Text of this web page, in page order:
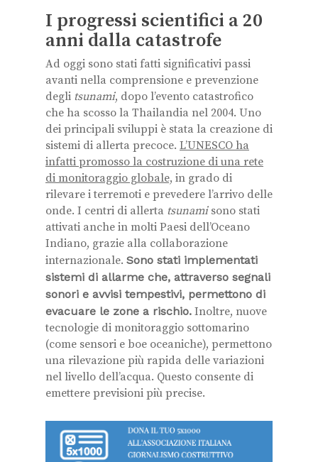
I progressi scientifici a 20
anni dalla catastrofe
Ad oggi sono stati fatti significativi passi
avanti nella comprensione e prevenzione
degli tsunami, dopo l’evento catastrofico
che ha scosso la Thailandia nel 2004. Uno
dei principali sviluppi è stata la creazione di
sistemi di allerta precoce. L’UNESCO ha
infatti promosso la costruzione di una rete
di monitoraggio globale, in grado di
rilevare i terremoti e prevedere l’arrivo delle
onde. I centri di allerta tsunamisono stati
attivati anche in molti Paesi dell’Oceano
Indiano, grazie alla collaborazione
internazionale. Sono stati implementati
sistemi di allarme che, attraverso segnali
sonori e avvisi tempestivi, permettono di
evacuare le zone a rischio. Inoltre, nuove
tecnologie di monitoraggio sottomarino
(come sensori e boe oceaniche), permettono
una rilevazione più rapida delle variazioni
nel livello dell’acqua. Questo consente di
emettere previsioni più precise.